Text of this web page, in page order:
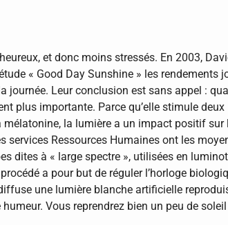
et donc moins stressés. En 2003,
« Good Day Sunshine » les rendements
journée. Leur conclusion est sans appel :
plus importante. Parce qu’elle stimule deux
la lumière a un impact positif sur
Ressources Humaines ont les
dites à « large spectre », utilisées en
a pour but de réguler l’horloge
une lumière blanche artificielle
Vous reprendrez bien un peu de